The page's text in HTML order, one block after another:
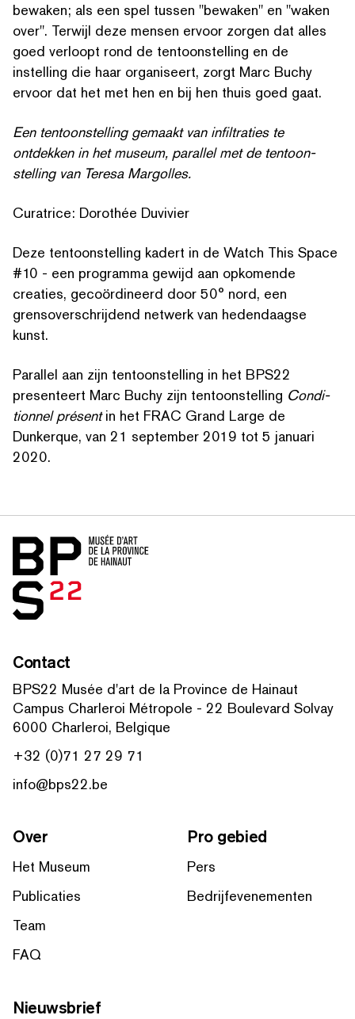
ZOEK OP TREFWOORDEN
bewaken; als een spel tussen "bewaken" en "waken
over". Terwijl deze mensen ervoor zorgen dat alles
goed verloopt rond de ten­toon­stelling en de
instelling die haar organiseert, zorgt Marc Buchy
ervoor dat het met hen en bij hen thuis goed gaat.
Een ten­toon­stelling gemaakt van infil­traties te
ontdekken in het museum, parallel met de ten­toon­
stelling van Teresa Margolles.
Curatrice: Dorothée Duvivier
Deze ten­toon­stelling kadert in de Watch This Space
#10 - een programma gewijd aan opkomende
creaties, gecoördi­neerd door 50° nord, een
grensover­schri­j­dend netwerk van hedendaagse
kunst.
Parallel aan zijn ten­toon­stelling in het BPS22
presenteert Marc Buchy zijn ten­toon­stelling Con­di­
tion­nel présentin het FRAC Grand Large de
Dunkerque, van 21 september 2019 tot 5 januari
2020.
Home
Contact
BPS22 Musée d'art de la Province de Hainaut
Campus Charleroi Métropole - 22 Boulevard Solvay
6000 Charleroi, Belgique
+32 (0)71 27 29 71
info@bps22.be
Over
Het Museum
Publicaties
Team
FAQ
Pro gebied
Pers
Bedrijfevenementen
Nieuwsbrief